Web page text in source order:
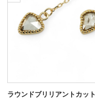
ラウンドブリリアントカッ